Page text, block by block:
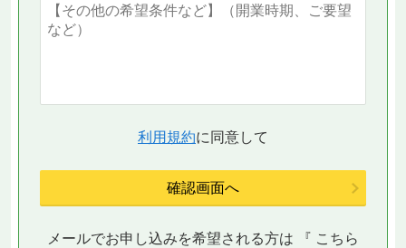
利用規約に同意して
メールでお申し込みを希望される方は 『 こちら